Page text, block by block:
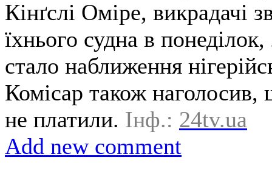
Кінґслі Оміре, викрадачі
їхнього судна в
стало наближення
Комісар також наголосив,
не платили. Інф.: 24tv.ua
Add new comment